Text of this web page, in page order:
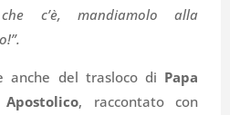
c’è, mandiamolo alla
anche del trasloco di Papa
Apostolico, raccontato con